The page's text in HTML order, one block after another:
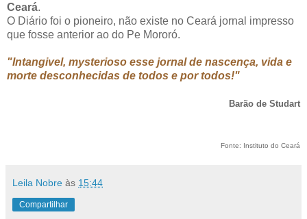
Ceará.
O Diário foi o pioneiro, não existe no Ceará jornal impresso
que fosse anterior ao do Pe Mororó.
"Intangivel, mysterioso esse jornal de nascença, vida e
morte desconhecidas de todos e por todos!"
Barão de Studart
Fonte: Instituto do Ceará
Leila Nobre às 15:44
Compartilhar